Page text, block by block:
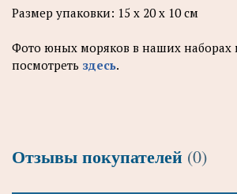
Размер упаковки: 15 х 20 х 10 см
Фото юных моряков в наших наборах
посмотреть здесь.
Отзывы покупателей (0)